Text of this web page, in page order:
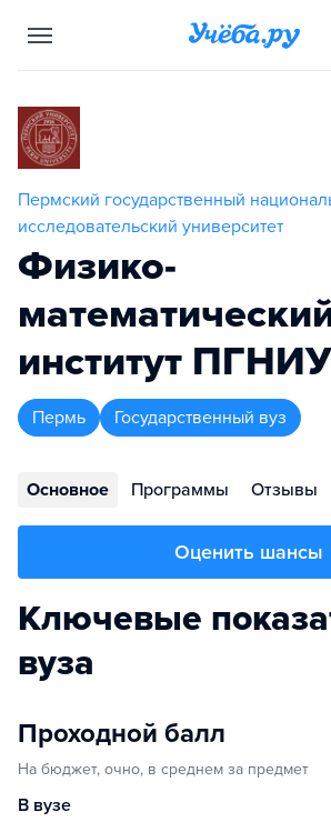
Пермский государственный
исследовательский университет
Физико-
институт ПГНИУ
Пермь Государственный вуз
Основное Программы Отзывы
Оценить шансы
Ключевые
вуза
Проходной балл
На бюджет, очно, в среднем за предмет
В вузе